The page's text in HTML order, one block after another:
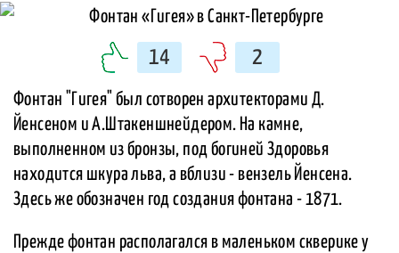
14 2
Фонтан "Гигея" был сотворен архитекторами Д.
Йенсеном и А.Штакеншнейдером. На камне,
выполненном из бронзы, под богиней Здоровья
находится шкура льва, а вблизи - вензель Йенсена.
Здесь же обозначен год создания фонтана - 1871.
Прежде фонтан располагался в маленьком скверике у